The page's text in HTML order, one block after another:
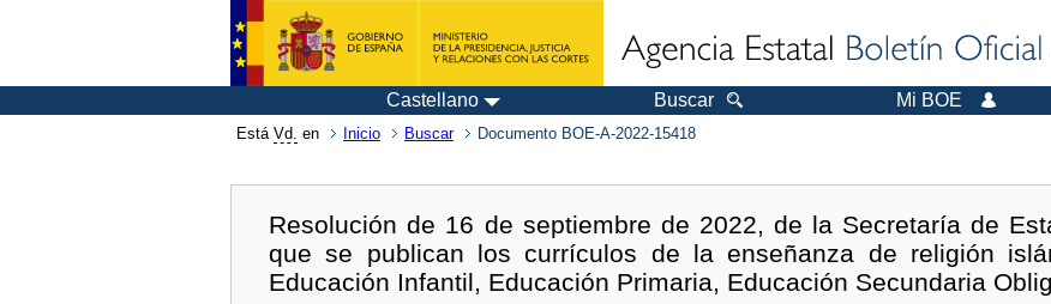
Castellano Buscar Mi BOE
Está Vd. en Inicio Buscar Documento BOE-A-2022-15418
Resolución de 16 de septiembre de 2022, de la Secretaría de
que se publican los currículos de la enseñanza de religión
Educación Infantil, Educación Primaria, Educación Secundaria